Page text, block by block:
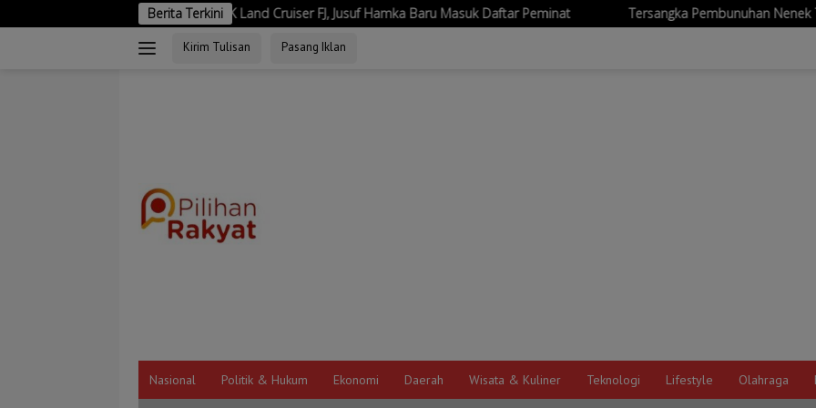
ke
Berita Terkini
Buka SPK Land Cruiser FJ, Jusuf Hamka Baru Masuk Daftar Peminat Tersangka Pembunuhan Nenek 79 Tahun di Pasuruan
Kirim Tulisan Pasang Iklan
Nasional Politik & Hukum Ekonomi Daerah Wisata & Kuliner Teknologi Lifestyle Olahraga